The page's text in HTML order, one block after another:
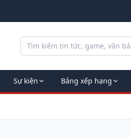
Sự kiện Bảng xếp hạng